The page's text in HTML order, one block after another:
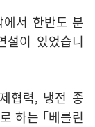
서 한반도 분
이 있었습니
협력, 냉전 종
하는 ｢베를린